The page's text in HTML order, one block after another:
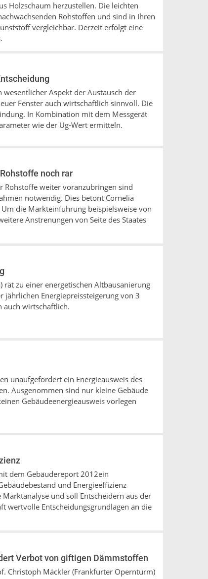
Holzschaum herzustellen. Die leichten
Rohstoffen und sind in Ihren
vergleichbar. Derzeit erfolgt eine
Aspekt der Austausch der
Fenster auch wirtschaftlich sinnvoll. Die
In Kombination mit dem Messgerät
wie der Ug-Wert ermitteln.
noch rar
Rohstoffe weiter voranzubringen sind
notwendig. Dies betont Cornelia
die Markteinführung beispielsweise von
Anstrenungen von Seite des Staates
rät zu einer energetischen Altbausanierung
jährlichen Energiepreissteigerung von 3
auch wirtschaftlich.
unaufgefordert ein Energieausweis des
Ausgenommen sind nur kleine Gebäude
Gebäudeenergieausweis vorlegen
dem Gebäudereport 2012ein
und Energieeffizienz
und soll Entscheidern aus der
wertvolle Entscheidungsgrundlagen an die
Verbot von giftigen Dämmstoffen
Christoph Mäckler (Frankfurter Opernturm)